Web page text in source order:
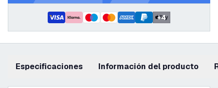
+4
Especificaciones información del producto